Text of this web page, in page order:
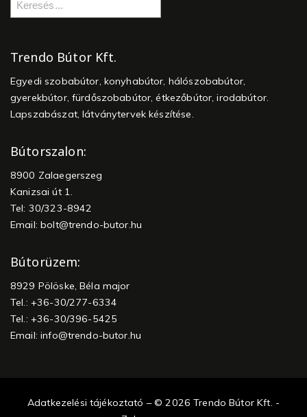
Trendo Bútor Kft.
Egyedi szobabútor, konyhabútor, hálószobabútor,
gyerekbútor, fürdőszobabútor, étkezőbútor, irodabútor.
Lapszabászat, látványtervek készítése.
Bútorszalon:
8900 Zalaegerszeg
Kanizsai út 1.
Tel: 30/323-8942
Email:bolt@trendo-butor.hu
Bútorüzem:
8929 Pölöske, Béla major
Tel.: +36-30/277-6334
Tel.: +36-30/396-5425
Email:info@trendo-butor.hu
Adatkezelési tájékoztató – © 2026 Trendo Bútor Kft. -